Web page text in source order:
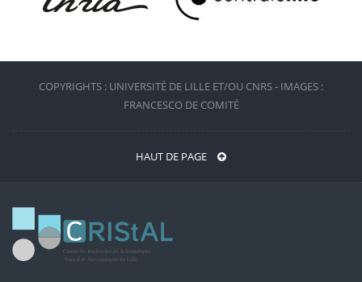
COPYRIGHTS : UNIVERSITÉ DE LILLE ET/OU CNRS - IMAGES :
FRANCESCO DE COMITÉ
HAUT DE PAGE